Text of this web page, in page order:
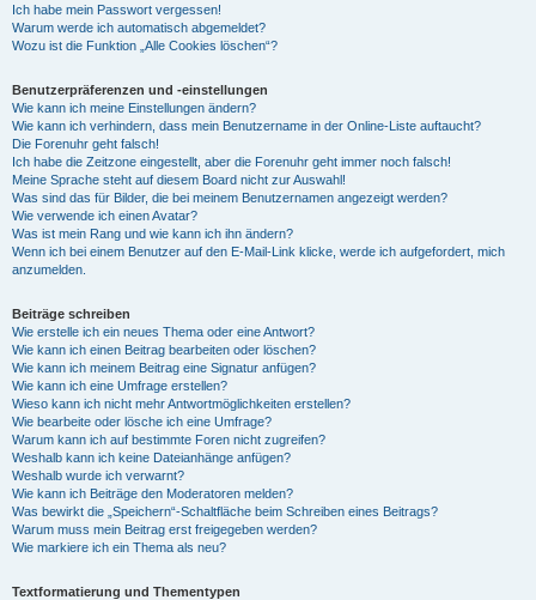
Ich habe mein Passwort vergessen!
Warum werde ich automatisch abgemeldet?
Wozu ist die Funktion „Alle Cookies löschen“?
Benutzerpräferenzen und -einstellungen
Wie kann ich meine Einstellungen ändern?
Wie kann ich verhindern, dass mein Benutzername in der Online-Liste auftaucht?
Die Forenuhr geht falsch!
Ich habe die Zeitzone eingestellt, aber die Forenuhr geht immer noch falsch!
Meine Sprache steht auf diesem Board nicht zur Auswahl!
Was sind das für Bilder, die bei meinem Benutzernamen angezeigt werden?
Wie verwende ich einen Avatar?
Was ist mein Rang und wie kann ich ihn ändern?
Wenn ich bei einem Benutzer auf den E-Mail-Link klicke, werde ich aufgefordert, mich
anzumelden.
Beiträge schreiben
Wie erstelle ich ein neues Thema oder eine Antwort?
Wie kann ich einen Beitrag bearbeiten oder löschen?
Wie kann ich meinem Beitrag eine Signatur anfügen?
Wie kann ich eine Umfrage erstellen?
Wieso kann ich nicht mehr Antwortmöglichkeiten erstellen?
Wie bearbeite oder lösche ich eine Umfrage?
Warum kann ich auf bestimmte Foren nicht zugreifen?
Weshalb kann ich keine Dateianhänge anfügen?
Weshalb wurde ich verwarnt?
Wie kann ich Beiträge den Moderatoren melden?
Was bewirkt die „Speichern“-Schaltfläche beim Schreiben eines Beitrags?
Warum muss mein Beitrag erst freigegeben werden?
Wie markiere ich ein Thema als neu?
Textformatierung und Thementypen